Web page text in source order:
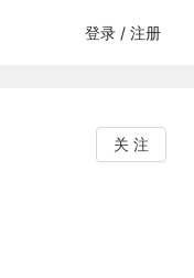
登录 / 注册
关 注